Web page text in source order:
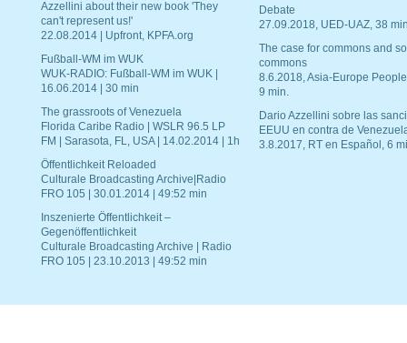
Azzellini about their new book 'They
can't represent us!'
22.08.2014 | Upfront, KPFA.org
Fußball-WM im WUK
WUK-RADIO: Fußball-WM im WUK |
16.06.2014 | 30 min
The grassroots of Venezuela
Florida Caribe Radio | WSLR 96.5 LP
FM | Sarasota, FL, USA | 14.02.2014 | 1h
Öffentlichkeit Reloaded
Culturale Broadcasting Archive|Radio
FRO 105 | 30.01.2014 | 49:52 min
Inszenierte Öffentlichkeit –
Gegenöffentlichkeit
Culturale Broadcasting Archive | Radio
FRO 105 | 23.10.2013 | 49:52 min
Debate
27.09.2018, UED-UAZ, 38
The case for commons and
commons
8.6.2018, Asia-Europe
9 min.
Dario Azzellini sobre las
EEUU en contra de
3.8.2017, RT en Español, 6